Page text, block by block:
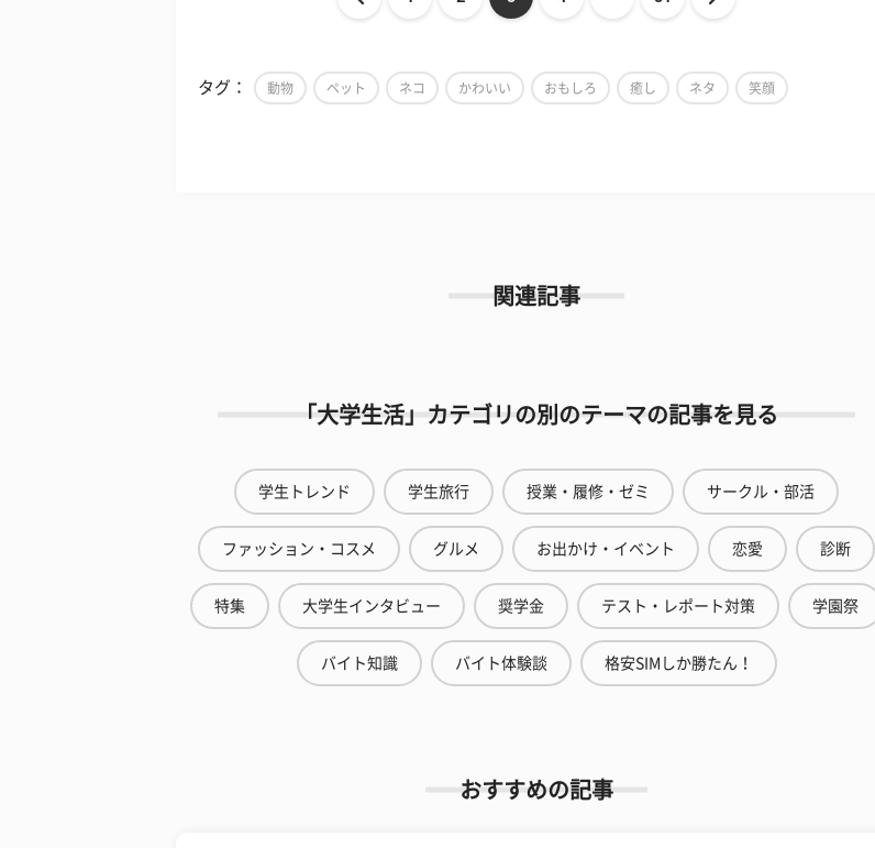
タグ： 動物 ペット ネコ かわいい おもしろ 癒し ネタ 笑顔
関連記事
「大学生活」カテゴリの別のテーマの記事を見る
学生トレンド 学生旅行 授業・履修・ゼミ サークル・部活
ファッション・コスメ グルメ お出かけ・イベント 恋愛 診断
特集 大学生インタビュー 奨学金 テスト・レポート対策 学園祭
バイト知識 バイト体験談 格安SIMしか勝たん！
おすすめの記事